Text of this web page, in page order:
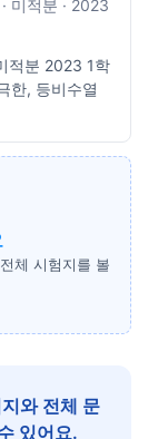
미적분 · 2023
적분 2023 1학
한, 등비수열
체 시험지를 볼
와 전체 문
있어요.